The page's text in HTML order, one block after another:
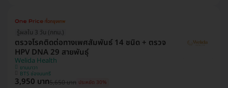
รู้ผลใน 3 วัน (กทม.)
ตรวจโรคติดต่อทางเพศสัมพันธ์ 14 ชนิด + ตรวจ
HPV DNA 29 สายพันธุ์
Welida Health
ยานนาวา
BTS ช่องนนทรี
3,950 บาท5,650 บาท ประหยัด 30%